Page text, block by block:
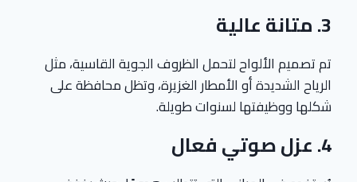
3. متانة عالية
تم تصميم الألواح لتحمل الظروف الجوية القاسية، مثل
الرياح الشديدة أو الأمطار الغزيرة، وتظل محافظة على
شكلها ووظيفتها لسنوات طويلة.
4. عزل صوتي فعال